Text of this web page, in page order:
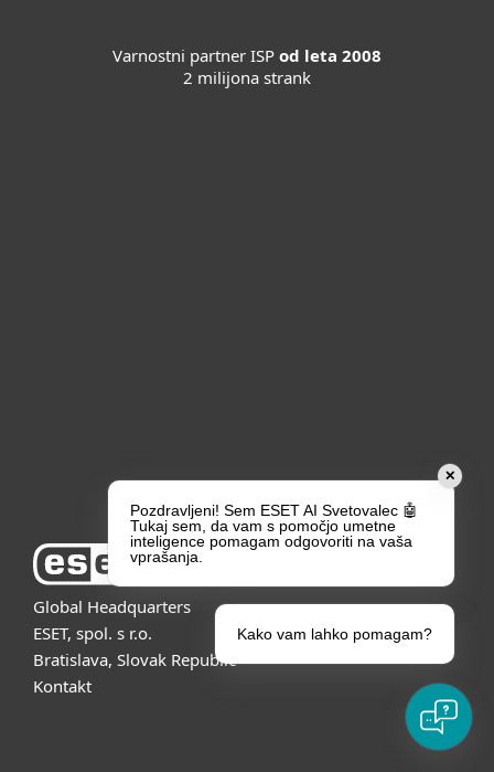
Varnostni partner ISP od leta 2008
2 milijona strank
Global Headquarters
ESET, spol. s r.o.
Bratislava, Slovak Republic
Kontakt
✕
Pozdravljeni! Sem ESET AI Svetovalec 🤖
Tukaj sem, da vam s pomočjo umetne
inteligence pomagam odgovoriti na vaša
vprašanja.
Kako vam lahko pomagam?